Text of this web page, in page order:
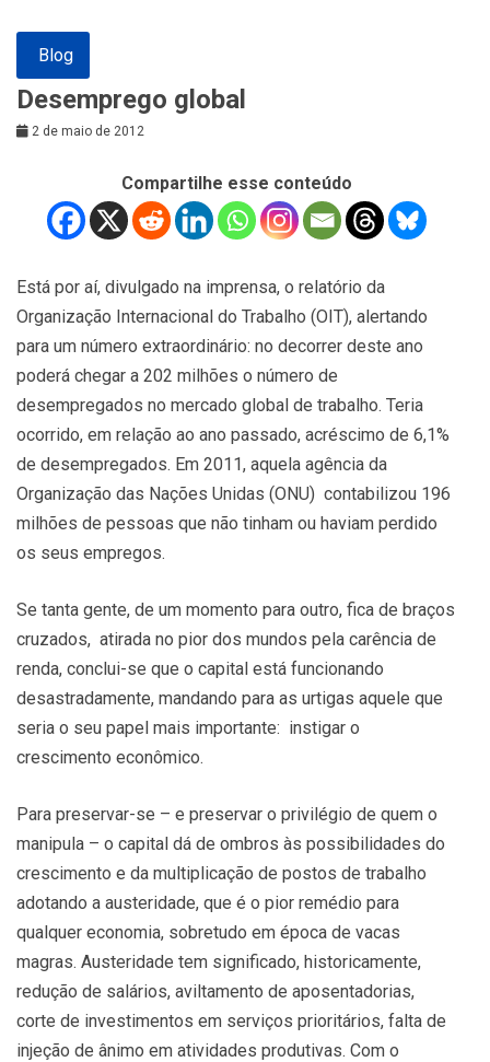
Blog
Desemprego global
2 de maio de 2012
Compartilhe esse conteúdo
Está por aí, divulgado na imprensa, o relatório da
Organização Internacional do Trabalho (OIT), alertando
para um número extraordinário: no decorrer deste ano
poderá chegar a 202 milhões o número de
desempregados no mercado global de trabalho. Teria
ocorrido, em relação ao ano passado, acréscimo de 6,1%
de desempregados. Em 2011, aquela agência da
Organização das Nações Unidas (ONU) contabilizou 196
milhões de pessoas que não tinham ou haviam perdido
os seus empregos.
Se tanta gente, de um momento para outro, fica de braços
cruzados, atirada no pior dos mundos pela carência de
renda, conclui-se que o capital está funcionando
desastradamente, mandando para as urtigas aquele que
seria o seu papel mais importante: instigar o
crescimento econômico.
Para preservar-se – e preservar o privilégio de quem o
manipula – o capital dá de ombros às possibilidades do
crescimento e da multiplicação de postos de trabalho
adotando a austeridade, que é o pior remédio para
qualquer economia, sobretudo em época de vacas
magras. Austeridade tem significado, historicamente,
redução de salários, aviltamento de aposentadorias,
corte de investimentos em serviços prioritários, falta de
injeção de ânimo em atividades produtivas. Com o